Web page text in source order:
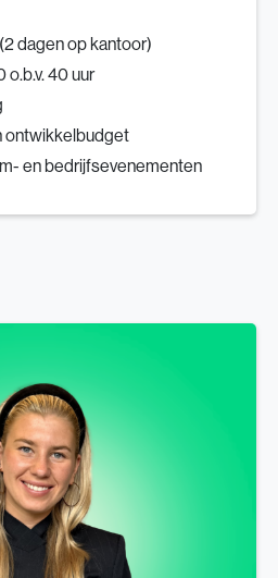
dagen op kantoor)
40 uur
ontwikkelbudget
en bedrijfsevenementen